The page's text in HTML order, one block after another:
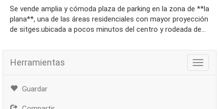
se vende amplia y cómoda plaza de parking en la zona de **la
plana**, una de las áreas residenciales con mayor proyección
de sitges.ubicada a pocos minutos del centro y rodeada de...
Herramientas
Guardar